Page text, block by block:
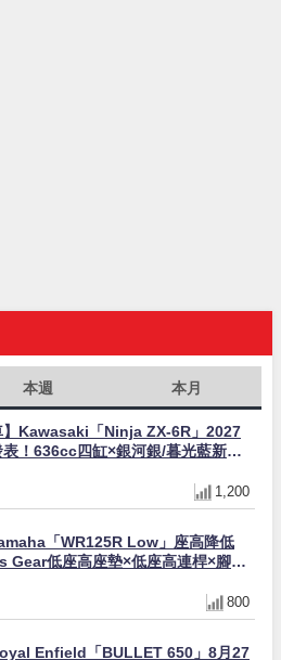
本週 本月
】Kawasaki「Ninja ZX-6R」2027
！636cc四缸×銀河銀/暮光藍新色
1,200
「WR125R Low」座高降低
Gear低座高座墊×低座高連桿×腳踏
800
Enfield「BULLET 650」8月27